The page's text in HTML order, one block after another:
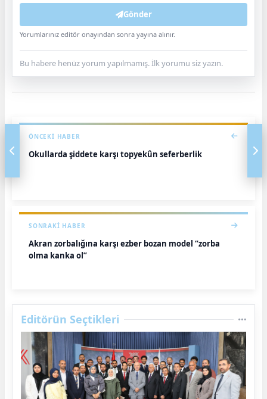
Gönder
Yorumlarınız editör onayından sonra yayına alınır.
Bu habere henüz yorum yapılmamış. İlk yorumu siz yazın.
ÖNCEKI HABER
Okullarda şiddete karşı topyekûn seferberlik
SONRAKI HABER
Akran zorbalığına karşı ezber bozan model “zorba
olma kanka ol”
Editörün Seçtikleri